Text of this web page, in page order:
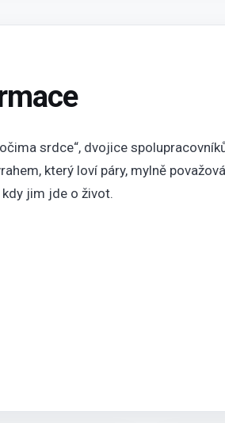
srdce“, dvojice
který loví páry, mylně
jim jde o život.